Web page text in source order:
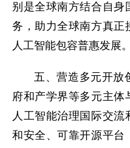
别是全球南方结合自身
务，助力全球南方真正
人工智能包容普惠发展。
五、营造多元开放
府和产学界等多元主体
人工智能治理国际交流
和安全、可靠开源平台